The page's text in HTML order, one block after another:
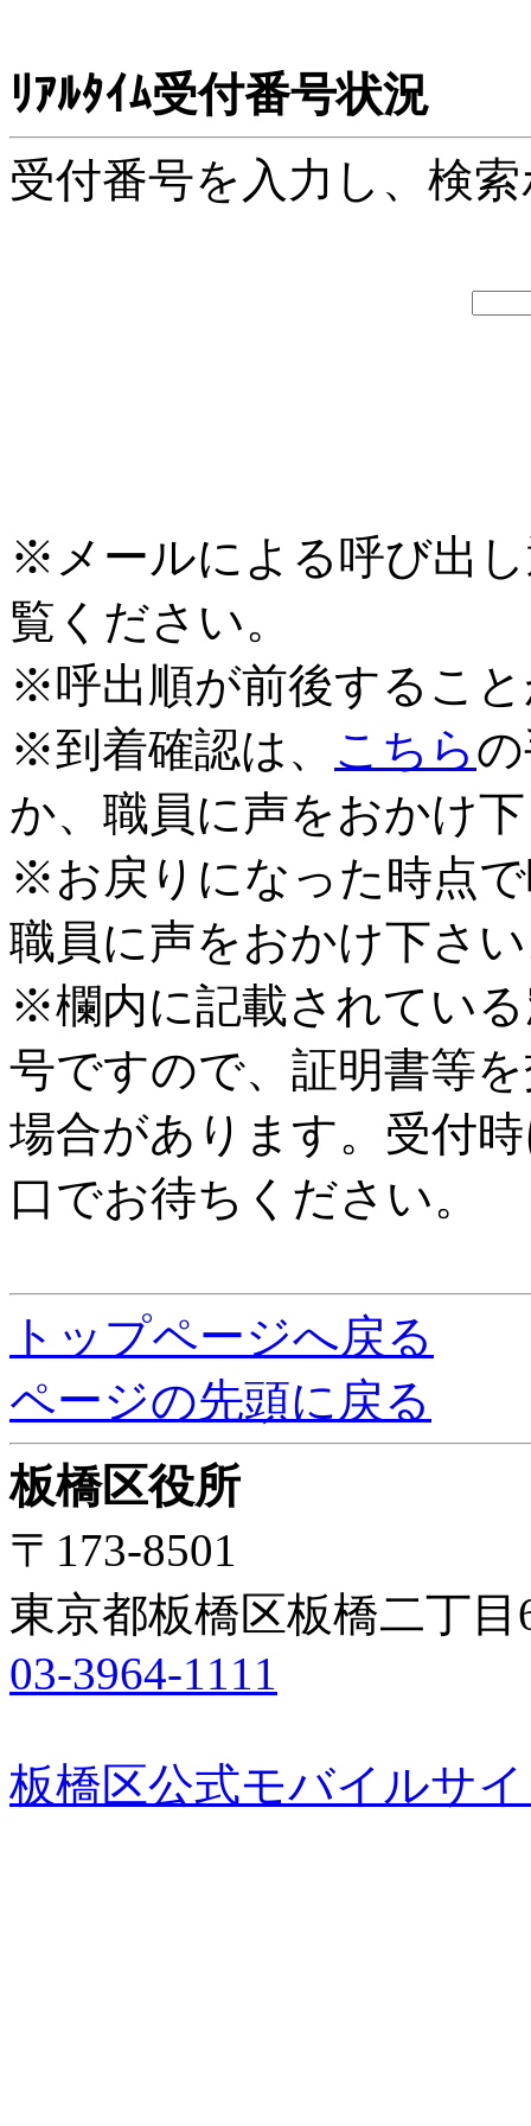
ﾘｱﾙﾀｲﾑ受付番号状況
受付番号を入力し、検
※メールによる呼び出
覧ください。
※呼出順が前後するこ
※到着確認は、 こちら
か、職員に声をおかけ
※お戻りになった時点
職員に声をおかけ下さ
※欄内に記載されてい
号ですので、証明書等
場合があります。受付
口でお待ちください。
トップページへ戻る
ページの先頭に戻る
板橋区役所
〒173-8501
東京都板橋区板橋二丁目
03-3964-1111
板橋区公式モバイルサ